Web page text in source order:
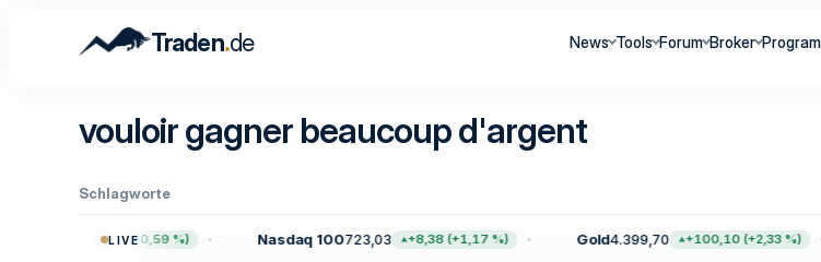
Traden.de News Tools Forum Broker
vouloir gagner beaucoup d'argent
Schlagworte
LIVE
+45,65 (+0,59 %) Nasdaq 100723,03 +8,38 (+1,17 %) Gold4.399,70 +100,10 (+2,33 %)